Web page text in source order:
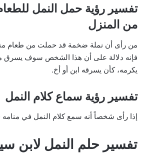
تفسير رؤية حمل النمل
من المنزل
من رأى أن نملة ضخمة قد حملت من طعام
فإنه دلالة على أن هذا الشخص سوف يسرق
يكرمه، كأن يسرقه ابن أو أخ.
تفسير رؤية سماع كلام النمل
إذا رأى شخصاً أنه سمع كلام النمل في منامه
تفسير حلم النمل لابن